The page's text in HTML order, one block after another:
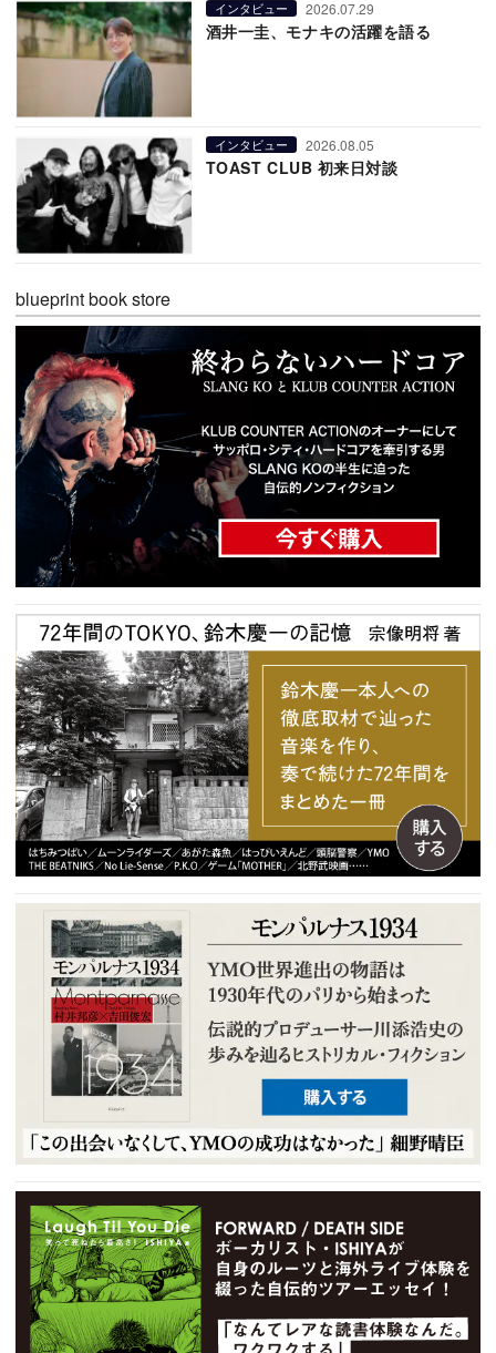
インタビュー 2026.07.29
酒井一圭、モナキの活躍を語る
インタビュー 2026.08.05
TOAST CLUB 初来日対談
blueprint book store